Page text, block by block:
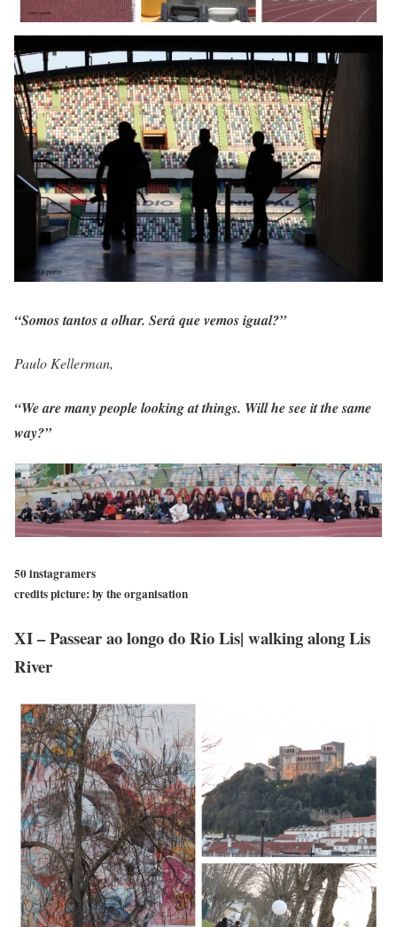
“Somos tantos a olhar. Será que vemos igual?”
Paulo Kellerman,
“We are many people looking at things. Will he see it the same
way?”
50 instagramers
credits picture: by the organisation
XI – Passear ao longo do Rio Lis| walking along Lis
River